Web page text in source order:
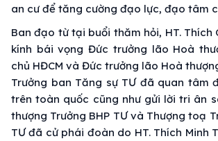
an cư để tăng cường đạo lực, đạo tâm
Ban đạo từ tại buổi thăm hỏi, HT. Thích
kính bái vọng Đức trưởng lão Hoà
chủ HĐCM và Đức trưởng lão Hoà
Trưởng ban Tăng sự TƯ đã quan tâm
trên toàn quốc cũng như gửi lời tri ân
thượng Trưởng BHP TƯ và Thượng toạ
TƯ đã cử phái đoàn do HT. Thích Minh